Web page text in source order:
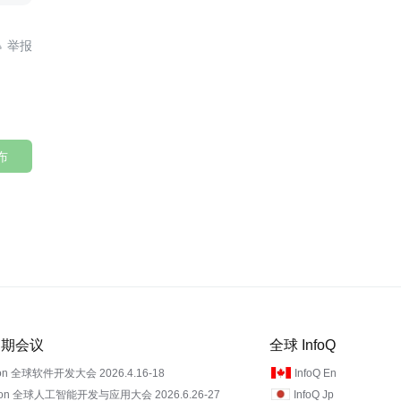
会议
全球软件开发大会 2026.4.16-18
全球人工智能开发与应用大会 2026.6.26-27
全球 InfoQ
InfoQ En
InfoQ Jp